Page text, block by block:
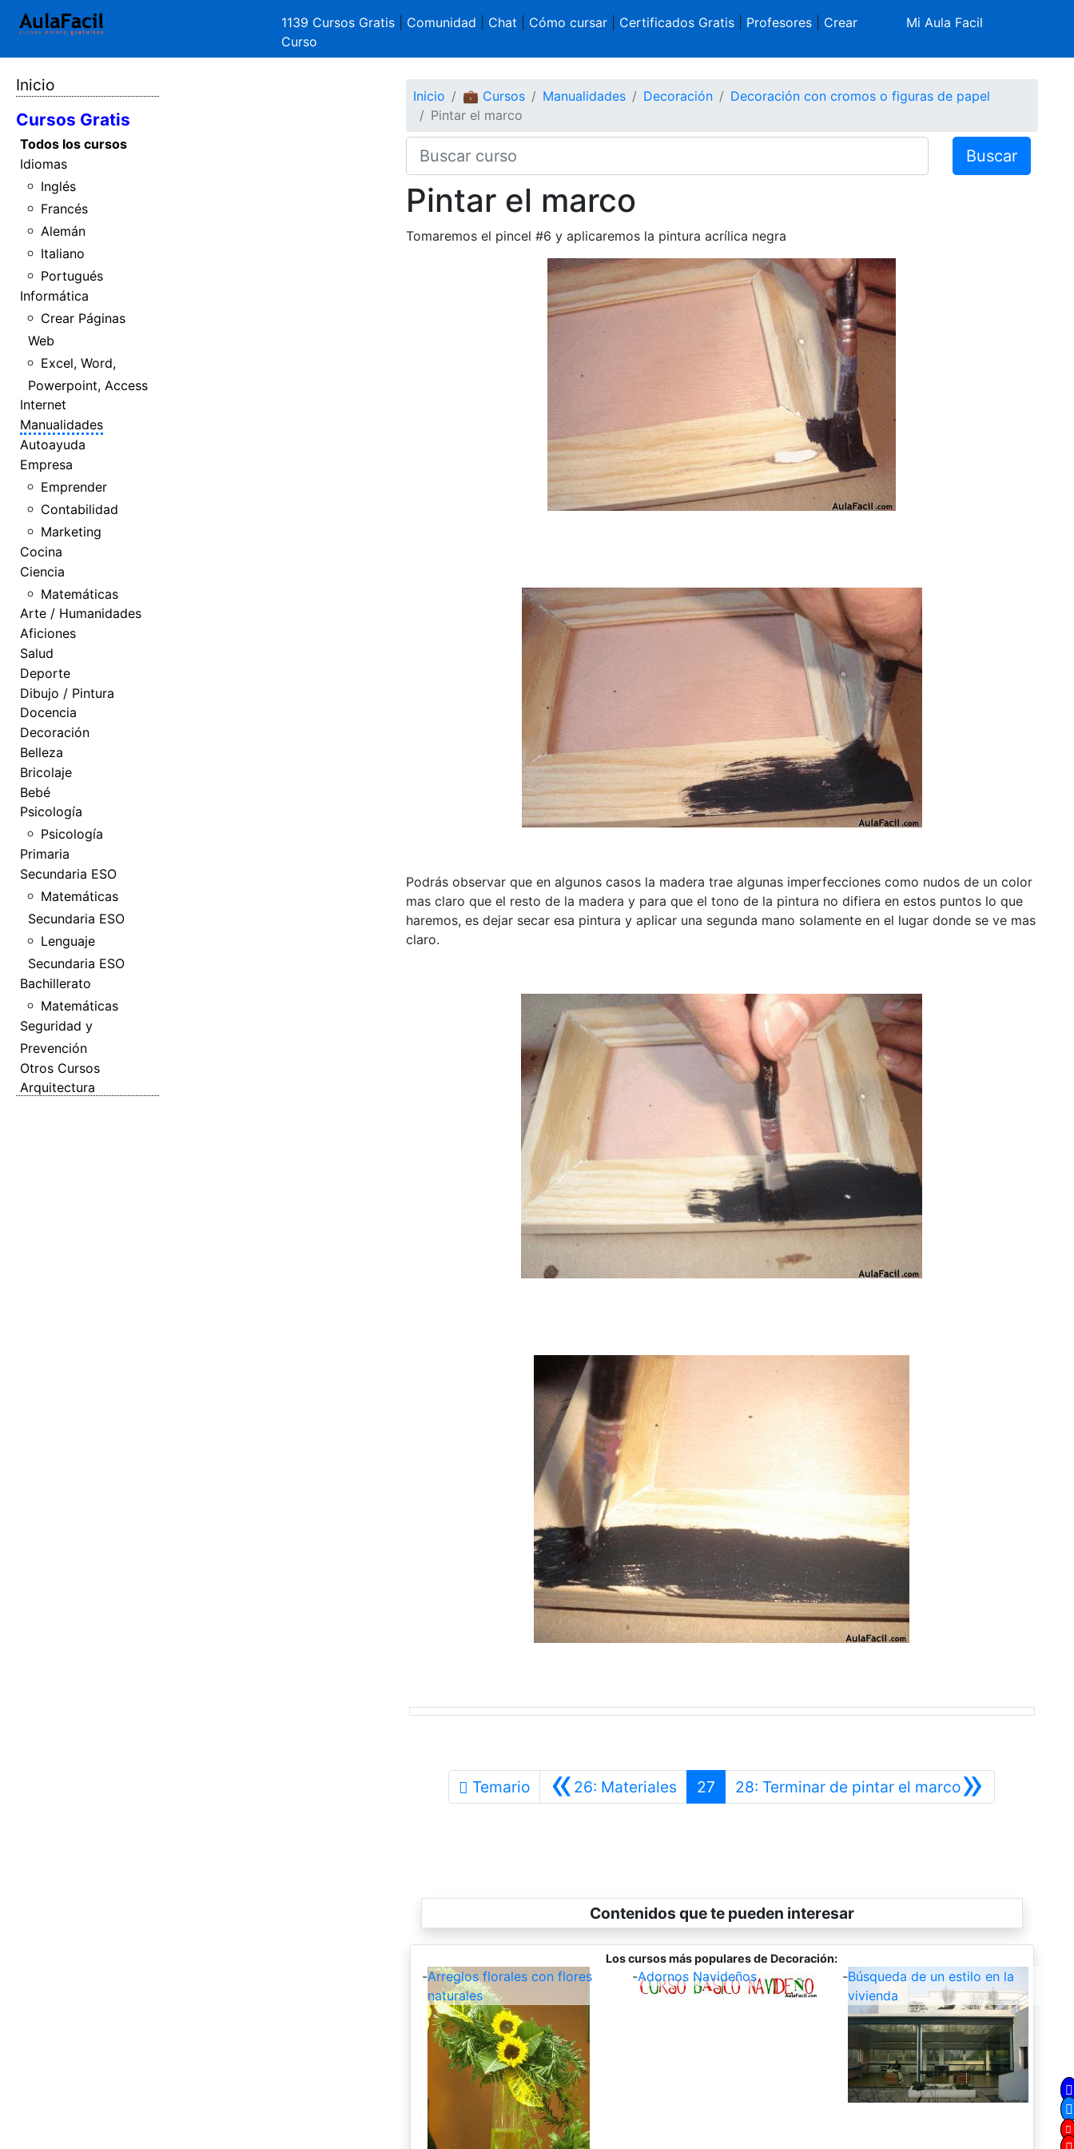
1139 Cursos Gratis Comunidad Chat Cómo cursar| Certificados Gratis| Profesores| Crear
Curso
Mi Aula Facil
Inicio
Cursos Gratis
Todos los cursos
Idiomas
Inglés
Francés
Alemán
Italiano
Portugués
Informática
Crear Páginas
Web
Excel, Word,
Powerpoint, Access
Internet
Manualidades
Autoayuda
Empresa
Emprender
Contabilidad
Marketing
Cocina
Ciencia
Matemáticas
Arte / Humanidades
Aficiones
Salud
Deporte
Dibujo / Pintura
Docencia
Decoración
Belleza
Bricolaje
Bebé
Psicología
Psicología
Primaria
Secundaria ESO
Matemáticas
Secundaria ESO
Lenguaje
Secundaria ESO
Bachillerato
Matemáticas
Seguridad y
Prevención
Otros Cursos
Arquitectura
Inicio 💼 Cursos Manualidades Decoración
Decoración con cromos o figuras de papel
Pintar el marco
Buscar
Pintar el marco
Tomaremos el pincel #6 y aplicaremos la pintura acrílica negra
Podrás observar que en algunos casos la madera trae algunas imperfecciones como nudos de un color
mas claro que el resto de la madera y para que el tono de la pintura no difiera en estos puntos lo que
haremos, es dejar secar esa pintura y aplicar una segunda mano solamente en el lugar donde se ve mas
claro.
Temario «26: Materiales Anterior
27 »
28: Terminar de pintar el marcoSiguiente
Contenidos que te pueden interesar
Los cursos más populares de Decoración:
-Arreglos florales con flores
naturales
-Adornos Navideños -Búsqueda de un estilo en la
vivienda